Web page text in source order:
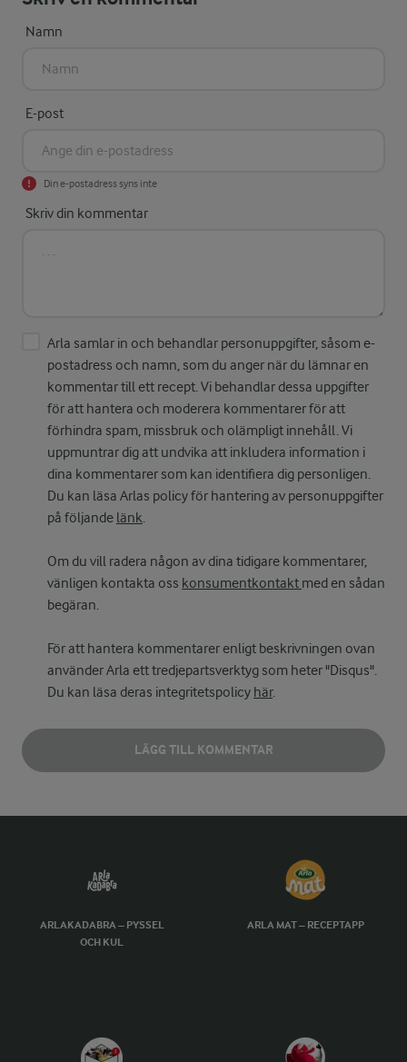
Namn
E-post
Din e-postadress syns inte
Skriv din kommentar
Arla samlar in och behandlar personuppgifter, såsom e-
postadress och namn, som du anger när du lämnar en
kommentar till ett recept. Vi behandlar dessa uppgifter
för att hantera och moderera kommentarer för att
förhindra spam, missbruk och olämpligt innehåll. Vi
uppmuntrar dig att undvika att inkludera information i
dina kommentarer som kan identifiera dig personligen.
Du kan läsa Arlas policy för hantering av personuppgifter
på följande länk.
Om du vill radera någon av dina tidigare kommentarer,
vänligen kontakta oss konsumentkontakt med en sådan
begäran.
För att hantera kommentarer enligt beskrivningen ovan
använder Arla ett tredjepartsverktyg som heter "Disqus".
Du kan läsa deras integritetspolicy här.
LÄGG TILL KOMMENTAR
ARLAKADABRA – PYSSEL
OCH KUL
ARLA MAT – RECEPTAPP